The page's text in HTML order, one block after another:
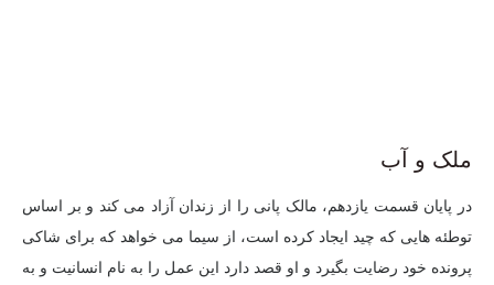
ملک و آب
در پایان قسمت یازدهم، مالک پانی را از زندان آزاد می کند و بر اساس
توطئه هایی که چید ایجاد کرده است، از سیما می خواهد که برای شاکی
پرونده خود رضایت بگیرد و او قصد دارد این عمل را به نام انسانیت و به